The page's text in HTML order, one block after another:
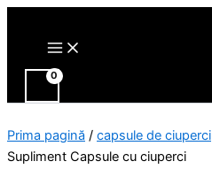
Skip
content
Main
Prima pagină / capsule de ciuperci
Supliment Capsule cu ciuperci
Cantitate
Youthful
Supliment
ciuperci